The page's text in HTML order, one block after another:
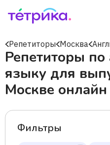
Репетиторы Москва
Репетиторы
языку для
Москве онлайн
Фильтры